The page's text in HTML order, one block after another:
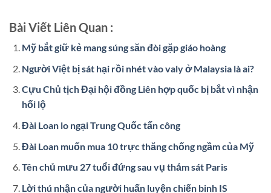
Bài Viết Liên Quan :
Mỹ bắt giữ kẻ mang súng săn đòi gặp giáo hoàng
Người Việt bị sát hại rồi nhét vào valy ở Malaysia là ai?
Cựu Chủ tịch Đại hội đồng Liên hợp quốc bị bắt vì nhận
hối lộ
Đài Loan lo ngại Trung Quốc tấn công
Đài Loan muốn mua 10 trực thăng chống ngầm của Mỹ
Tên chủ mưu 27 tuổi đứng sau vụ thảm sát Paris
Lời thú nhận của người huấn luyện chiến binh IS